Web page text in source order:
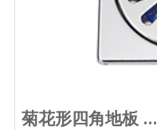
菊花形四角地板 ...